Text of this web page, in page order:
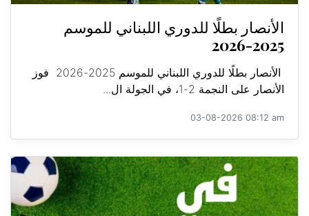
الأنصار بطلًا للدوري اللبناني للموسم
2025-2026
الأنصار بطلًا للدوري اللبناني للموسم 2025-2026 فوز
الأنصار على النجمة 2-1، في الجولة ال...
03-08-2026 08:12 am